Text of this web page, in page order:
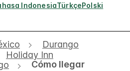
IndonesiaTürkçePolski
Durango
Holiday Inn
Cómo llegar